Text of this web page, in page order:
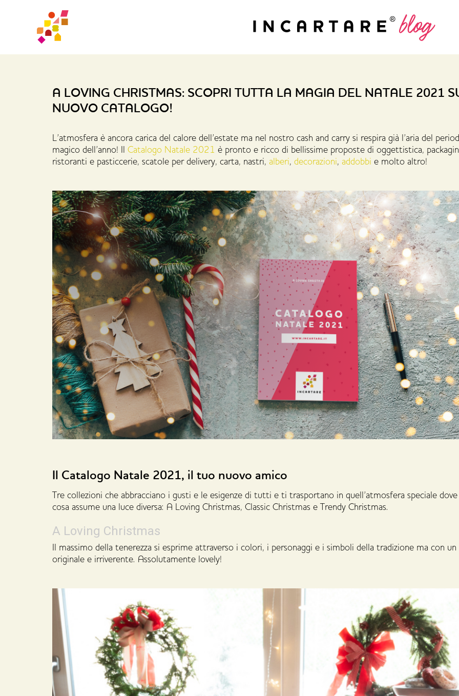
A LOVING CHRISTMAS: SCOPRI TUTTA LA MAGIA DEL NATALE 2021
NUOVO CATALOGO!
L’atmosfera è ancora carica del calore dell’estate ma nel nostro cash and carry si respira già l’aria del
magico dell’anno! Il Catalogo Natale 2021 è pronto e ricco di bellissime proposte di oggettistica,
ristoranti e pasticcerie, scatole per delivery, carta, nastri, alberi, decorazioni, addobbi e molto altro!
Il Catalogo Natale 2021, il tuo nuovo amico
Tre collezioni che abbracciano i gusti e le esigenze di tutti e ti trasportano in quell’atmosfera speciale
cosa assume una luce diversa: A Loving Christmas, Classic Christmas e Trendy Christmas.
A Loving Christmas
Il massimo della tenerezza si esprime attraverso i colori, i personaggi e i simboli della tradizione ma con un
originale e irriverente. Assolutamente lovely!